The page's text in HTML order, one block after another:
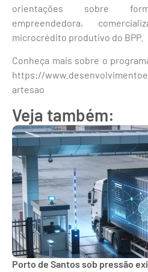
orientações sobre
empreendedora,
microcrédito produtivo do BPP.
Conheça mais sobre o
https://
artesao
Veja também:
Porto de Santos sob pressão